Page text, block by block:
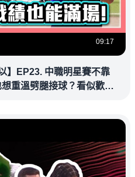
09:17
】EP23. 中職明星賽不靠
重溫劈腿接球？看似歡樂